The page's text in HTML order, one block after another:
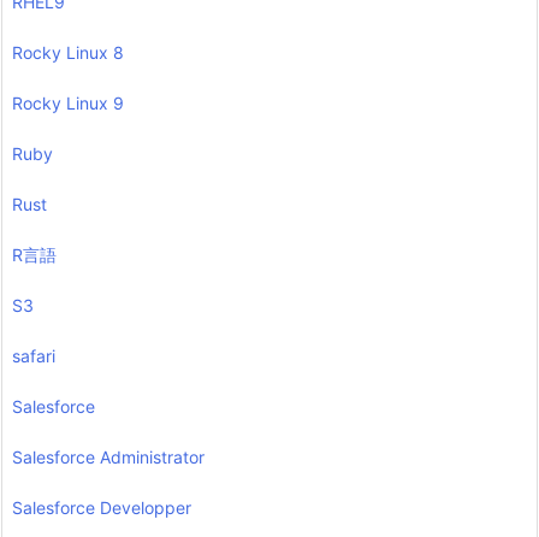
Rocky Linux 8
Rocky Linux 9
Ruby
Rust
R言語
S3
safari
Salesforce
Salesforce Administrator
Salesforce Developper